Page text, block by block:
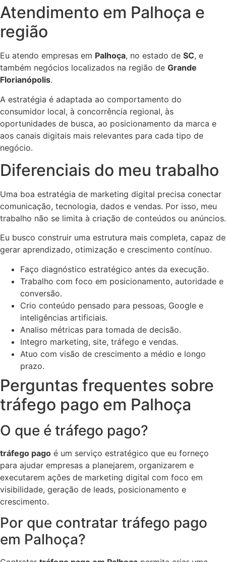
Atendimento em Palhoça e
região
Eu atendo empresas em Palhoça, no estado de SC, e
também negócios localizados na região de Grande
Florianópolis.
A estratégia é adaptada ao comportamento do
consumidor local, à concorrência regional, às
oportunidades de busca, ao posicionamento da marca e
aos canais digitais mais relevantes para cada tipo de
negócio.
Diferenciais do meu trabalho
Uma boa estratégia de marketing digital precisa conectar
comunicação, tecnologia, dados e vendas. Por isso, meu
trabalho não se limita à criação de conteúdos ou anúncios.
Eu busco construir uma estrutura mais completa, capaz de
gerar aprendizado, otimização e crescimento contínuo.
Faço diagnóstico estratégico antes da execução.
Trabalho com foco em posicionamento, autoridade e
conversão.
Crio conteúdo pensado para pessoas, Google e
inteligências artificiais.
Analiso métricas para tomada de decisão.
Integro marketing, site, tráfego e vendas.
Atuo com visão de crescimento a médio e longo
prazo.
Perguntas frequentes sobre
tráfego pago em Palhoça
O que é tráfego pago?
tráfego pago é um serviço estratégico que eu forneço
para ajudar empresas a planejarem, organizarem e
executarem ações de marketing digital com foco em
visibilidade, geração de leads, posicionamento e
crescimento.
Por que contratar tráfego pago
em Palhoça?